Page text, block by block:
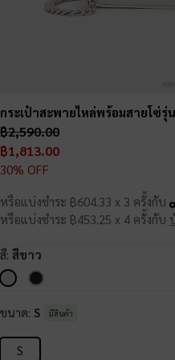
กระเป๋าสะพายไหล่พร้อมสายโซ่รุ่
฿2,590.00
฿1,813.00
30% OFF
หรือแบ่งชำระ ฿604.33 x 3 ครั้งกับ
หรือแบ่งชำระ ฿453.25 x 4 ครั้งกับ
สี: สีขาว
ขนาด: S มีสินค้า
S